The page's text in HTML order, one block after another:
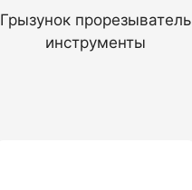
Грызунок прорезыватель
инструменты